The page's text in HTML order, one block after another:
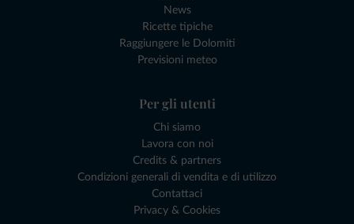
News
Ricette tipiche
Raggiungere le Dolomiti
Previsioni meteo
Per gli utenti
Chi siamo
Lavora con noi
Credits & partners
Condizioni generali di vendita e di utilizzo
Contattaci
Privacy & Cookies